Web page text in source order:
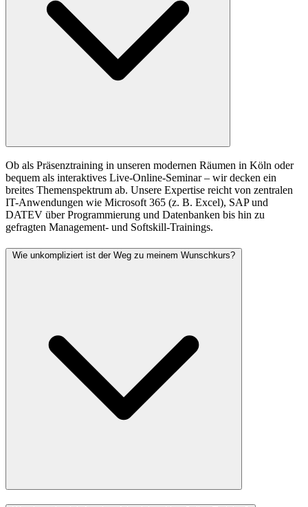
Ob als Präsenztraining in unseren modernen Räumen in Köln oder
bequem als interaktives Live-Online-Seminar – wir decken ein
breites Themenspektrum ab. Unsere Expertise reicht von zentralen
IT-Anwendungen wie Microsoft 365 (z. B. Excel), SAP und
DATEV über Programmierung und Datenbanken bis hin zu
gefragten Management- und Softskill-Trainings.
Wie unkompliziert ist der Weg zu meinem Wunschkurs?